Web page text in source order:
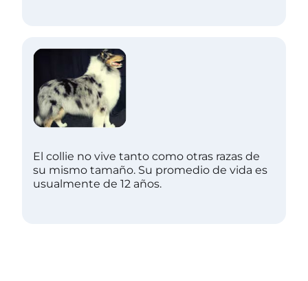
El collie no vive tanto como otras razas de
su mismo tamaño. Su promedio de vida es
usualmente de 12 años.